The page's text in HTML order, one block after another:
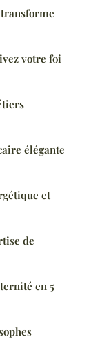
votre foi
élégante
et
de
en 5